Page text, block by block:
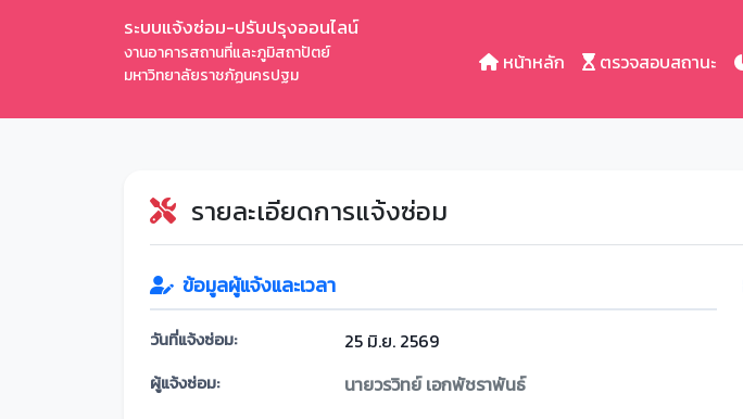
ระบบแจ้งซ่อม-ปรับปรุงออนไลน์
งานอาคารสถานที่และภูมิสถาปัตย์
มหาวิทยาลัยราชภัฏนครปฐม
หน้าหลัก ตรวจสอบสถานะ
รายละเอียดการแจ้งซ่อม
ข้อมูลผู้แจ้งและเวลา
วันที่แจ้งซ่อม: 25 มิ.ย. 2569
ผู้แจ้งซ่อม: นายวรวิทย์ เอกพัชราพันธ์